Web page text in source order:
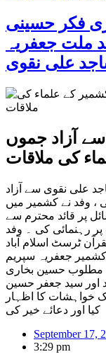
2026: عزاداری فکر حسینی
ملت جعفریہ
علی نقوی
سے آزاد جموں
کی ملاقات
علی نقوی سے آزاد
، وفد نے کشمیر میں
پر قائد محترم سے
رہنمائی کی ۔ وفد
ٹرسٹ اسلام آباد
جعفریہ سپریم
مطلوب حسین بخاری
اور سید جعفر حسین
خواہشات کا اظہار
کیا اور دعائے خیر کی
September 17,
3:29 pm